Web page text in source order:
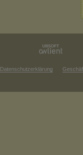
Datenschutzerklärung